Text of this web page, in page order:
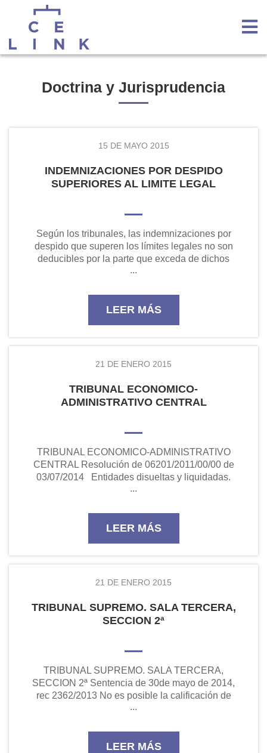
Doctrina y Jurisprudencia
15 DE MAYO 2015
INDEMNIZACIONES POR DESPIDO
SUPERIORES AL LIMITE LEGAL
Según los tribunales, las indemnizaciones por
despido que superen los límites legales no son
deducibles por la parte que exceda de dichos
límites. Liberalidad. Según una reciente sentencia
...
LEER MÁS
21 DE ENERO 2015
TRIBUNAL ECONOMICO-
ADMINISTRATIVO CENTRAL
TRIBUNAL ECONOMICO-ADMINISTRATIVO
CENTRAL Resolución de 06201/2011/00/00 de
03/07/2014 Entidades disueltas y liquidadas.
Deudas tributarias pendientes. Transmisibilidad
person...
...
LEER MÁS
21 DE ENERO 2015
TRIBUNAL SUPREMO. SALA TERCERA,
SECCION 2ª
TRIBUNAL SUPREMO. SALA TERCERA,
SECCION 2ª Sentencia de 30de mayo de 2014,
rec 2362/2013 No es posible la calificación de
suelo urbano en aquellos terrenos donde no se ha
circunstanc...
...
LEER MÁS